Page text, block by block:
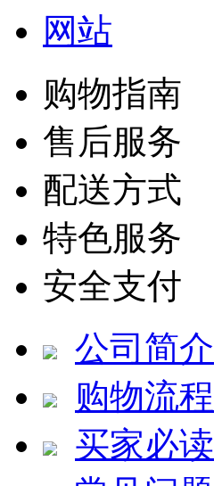
购物指南
售后服务
配送方式
特色服务
安全支付
公司简介
购物流程
买家必读